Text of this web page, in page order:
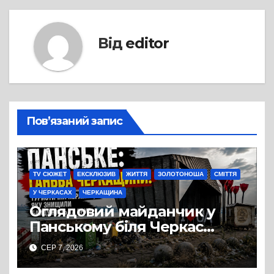
Від editor
Пов’язаний запис
TV СЮЖЕТ ЕКСКЛЮЗИВ ЖИТТЯ ЗОЛОТОНОША СМІТТЯ
У ЧЕРКАСАХ ЧЕРКАЩИНА
Оглядовий майданчик у
Панському біля Черкас
перетворився на занедбане
сміттєзвалище
СЕР 7, 2026